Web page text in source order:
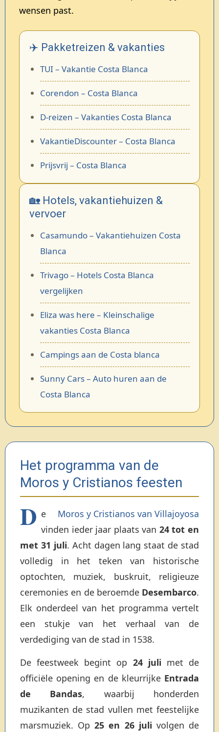
wensen past.
✈️ Pakketreizen & vakanties
TUI – Vakantie Costa Blanca
Corendon – Costa Blanca
D-reizen – Vakanties Costa Blanca
VakantieDiscounter – Costa Blanca
Prijsvrij – Costa Blanca
🏡 Hotels, vakantiehuizen &
vervoer
Casamundo – Vakantiehuizen Costa
Blanca
Trivago – Hotels Costa Blanca
vergelijken
Eliza was here – Kleinschalige
vakanties Costa Blanca
Campings aan de Costa blanca
Sunny Cars – Auto huren aan de
Costa Blanca
Het programma van de
Moros y Cristianos feesten
D e Moros y Cristianos van Villajoyosa
vinden ieder jaar plaats van 24 tot en
met 31 juli. Acht dagen lang staat de stad
volledig in het teken van historische
optochten, muziek, buskruit, religieuze
ceremonies en de beroemde Desembarco.
Elk onderdeel van het programma vertelt
een stukje van het verhaal van de
verdediging van de stad in 1538.
De feestweek begint op 24 juli met de
officiële opening en de kleurrijke Entrada
de Bandas, waarbij honderden
muzikanten de stad vullen met feestelijke
marsmuziek. Op25 en 26 juli volgen de